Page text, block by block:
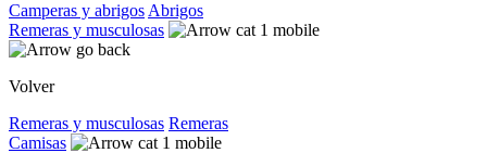
Camperas y abrigos Abrigos
Remeras y musculosas
Volver
Remeras y musculosas Remeras
Camisas